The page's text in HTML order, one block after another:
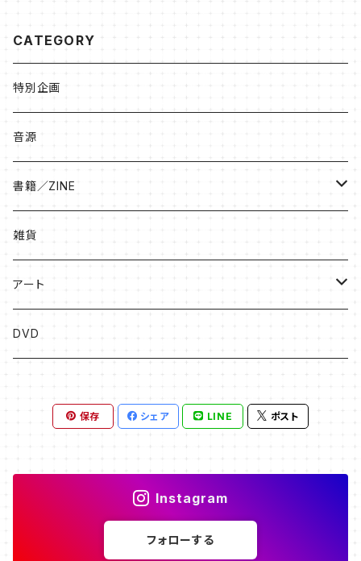
CATEGORY
特別企画
音源
書籍／ZINE
絵本
ソングブック
漫画
雑貨
アート
版画
フライヤー原画
DVD
保存 シェア LINE ポスト
Instagram
フォローする